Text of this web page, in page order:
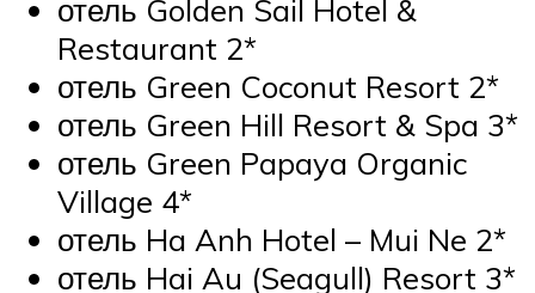
отель Golden Sail Hotel &
Restaurant 2*
отель Green Coconut Resort 2*
отель Green Hill Resort & Spa 3*
отель Green Papaya Organic
Village 4*
отель Ha Anh Hotel – Mui Ne 2*
отель Hai Au (Seagull) Resort 3*